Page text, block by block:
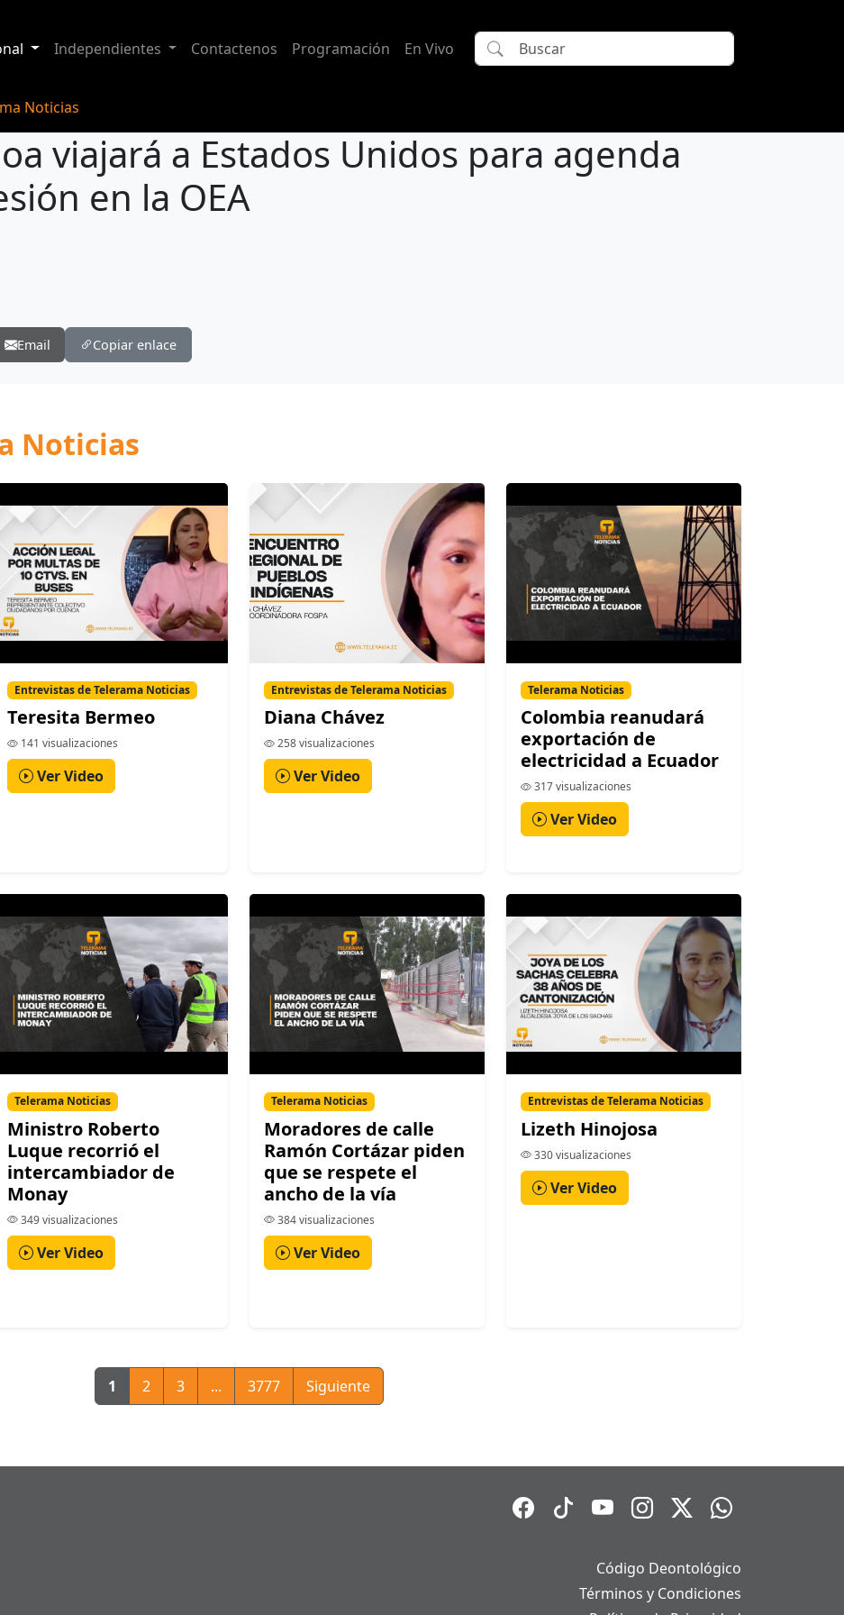
Independientes Contactenos Programación En Vivo
Noticias
viajará a Estados Unidos para agenda
en la OEA
Email Copiar enlace
Noticias
Entrevistas de Telerama Noticias
Teresita Bermeo
141 visualizaciones
Ver Video
Entrevistas de Telerama Noticias
Diana Chávez
258 visualizaciones
Ver Video
Telerama Noticias
Colombia reanudará
exportación de
electricidad a Ecuador
317 visualizaciones
Ver Video
Telerama Noticias
Ministro Roberto
Luque recorrió el
intercambiador de
Monay
349 visualizaciones
Ver Video
Telerama Noticias
Moradores de calle
Ramón Cortázar piden
que se respete el
ancho de la vía
384 visualizaciones
Ver Video
Entrevistas de Telerama Noticias
Lizeth Hinojosa
330 visualizaciones
Ver Video
1 2 3 ... 3777 Siguiente
Código Deontológico
Términos y Condiciones